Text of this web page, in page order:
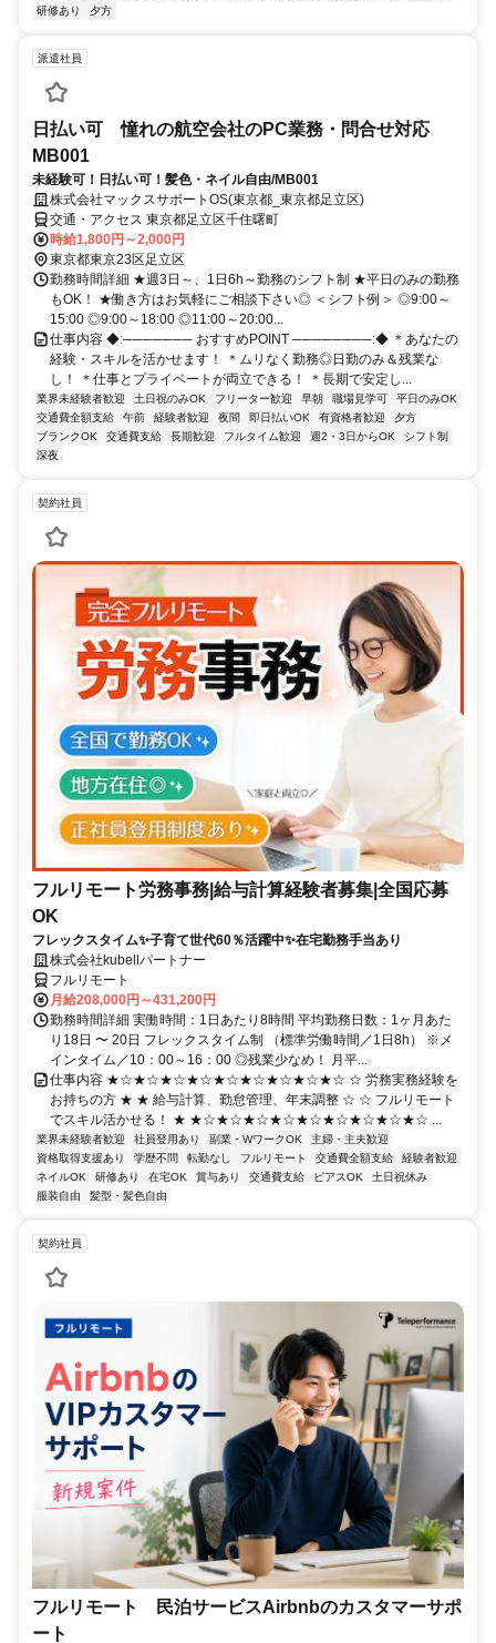
研修あり
夕方
派遣社員
日払い可 憧れの航空会社のPC業務・問合せ対応
MB001
未経験可！日払い可！髪色・ネイル自由/MB001
株式会社マックスサポートOS(東京都_東京都足立区)
交通・アクセス 東京都足立区千住曙町
時給1,800円～2,000円
東京都東京23区足立区
勤務時間詳細 ★週3日～、1日6h～勤務のシフト制 ★平日のみの勤務
もOK！ ★働き方はお気軽にご相談下さい◎ ＜シフト例＞ ◎9:00～
15:00 ◎9:00～18:00 ◎11:00～20:00...
仕事内容 ◆ː─────── おすすめPOINT ────────ː◆ ＊あなたの
経験・スキルを活かせます！ ＊ムリなく勤務◎日勤のみ＆残業な
し！ ＊仕事とプライベートが両立できる！ ＊長期で安定し...
業界未経験者歓迎 土日祝のみOK フリーター歓迎 早朝 職場見学可
平日のみOK
交通費全額支給
午前 経験者歓迎 夜間 即日払いOK 有資格者歓迎
夕方
ブランクOK
交通費支給 長期歓迎 フルタイム歓迎 週2・3日からOK
シフト制
深夜
契約社員
フルリモート労務事務|給与計算経験者募集|全国応募
OK
フレックスタイム✨子育て世代60％活躍中✨在宅勤務手当あり
株式会社kubellパートナー
フルリモート
月給208,000円～431,200円
勤務時間詳細 実働時間：1日あたり8時間 平均勤務日数：1ヶ月あた
り18日 〜 20日 フレックスタイム制 （標準労働時間／1日8h） ※メ
インタイム／10：00～16：00 ◎残業少なめ！ 月平...
仕事内容 ★☆★☆★☆★☆★☆★☆★☆★☆★☆ ☆ 労務実務経験を
お持ちの方 ★ ★ 給与計算、勤怠管理、年末調整 ☆ ☆ フルリモート
でスキル活かせる！ ★ ★☆★☆★☆★☆★☆★☆★☆★☆★☆ ...
業界未経験者歓迎 社員登用あり 副業・WワークOK
主婦・主夫歓迎
資格取得支援あり
学歴不問 転勤なし フルリモート 交通費全額支給
経験者歓迎
ネイルOK
研修あり 在宅OK 賞与あり 交通費支給 ピアスOK
土日祝休み
服装自由
髪型・髪色自由
契約社員
フルリモート 民泊サービスAirbnbのカスタマーサポ
ート